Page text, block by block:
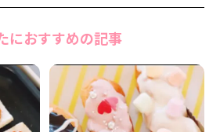
におすすめの記事